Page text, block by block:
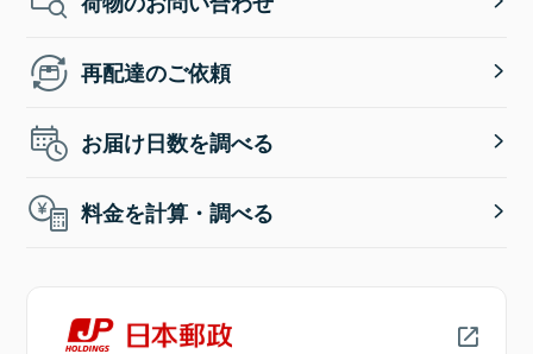
再配達のご依頼
お届け日数を調べる
料金を計算・調べる